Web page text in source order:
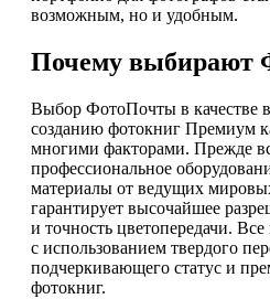
возможным, но и удобным.
Почему выбирают
Выбор ФотоПочты в качестве
созданию фотокниг Премиум
многими факторами. Прежде
профессиональное
материалы от ведущих
гарантирует высочайшее
и точность цветопередачи.
с использованием твердого
подчеркивающего статус и
фотокниг.